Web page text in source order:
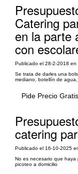
Catering
en la parte
con
Publicado el 28-2-2018 en
Se trata de darles una
mediano, botellín de agua,
Pide Precio Gratis
catering
Publicado el 16-10-2025
No es necesario que haya
picoteo a domicilio